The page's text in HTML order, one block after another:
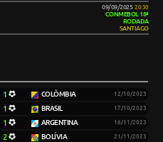
09/09/2025 20:30
CONMEBOL 18ª
RODADA
SANTIAGO
1 COLÔMBIA 12/10/2023
1 BRASIL 17/10/2023
1 ARGENTINA 16/11/2023
2 BOLÍVIA 21/11/2023